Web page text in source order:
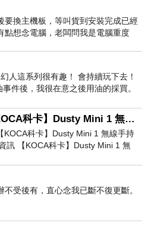
要換主機板，等叫貨到安裝完成已經
點想念電腦，老闆問我是電腦重度
人這系列很有趣！ 會持續玩下去！
件後，我很在意之後用油的採買。
前就很愛
開箱｜【KOCA科卡】Dusty Mini 1 無線手持吸塵器
KOCA科卡】Dusty Mini 1 無線手持
訊 【KOCA科卡】Dusty Mini 1 無
評語： 能吸、能吹兼具兩
受後有，直心念我已斷不復更斷。